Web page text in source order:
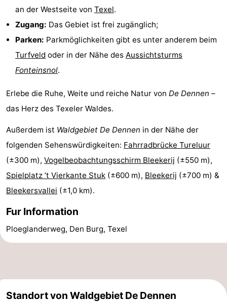
Führungen
Sport
Schwimmbader
-
Radfahren
-
Wandern
Reiten
-
Sportangeln
Seehunden
und
Veranstaltungen
an der Westseite von Texel.
Zugang: Das Gebiet ist frei zugänglich;
Parken: Parkmöglichkeiten gibt es unter anderem beim
Turfveld oder in der Nähe des Aussichtsturms
Fonteinsnol.
Erlebe die Ruhe, Weite und reiche Natur von De Dennen –
das Herz des Texeler Waldes.
Außerdem ist Waldgebiet De Dennen in der Nähe der
folgenden Sehenswürdigkeiten: Fahrradbrücke Tureluur
(±300 m), Vogelbeobachtungsschirm Bleekerij (±550 m),
Spielplatz ’t Vierkante Stuk (±600 m), Bleekerij (±700 m) &
Bleekersvallei (±1,0 km).
Fur Information
Ploeglanderweg, Den Burg, Texel
Standort von Waldgebiet De Dennen